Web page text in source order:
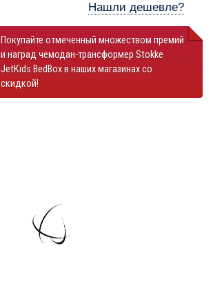
Нашли дешевле?
Покупайте отмеченный множеством премий
и наград чемодан-трансформер Stokke
JetKids BedBox в наших магазинах со
скидкой!